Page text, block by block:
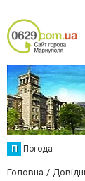
П Погода
Головна